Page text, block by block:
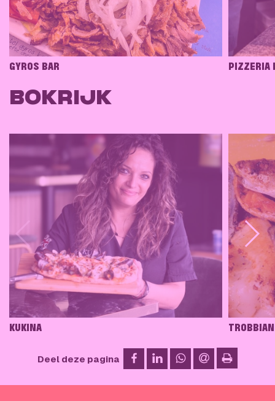
GYROS BAR PIZZERIA
BOKRIJK
KUKINA
Deel deze pagina op Facebookop LinkedInop WhatsApp
via e-mail